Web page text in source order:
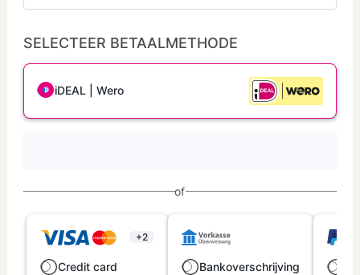
SELECTEER BETAALMETHODE
iDEAL | Wero
of
+2
Credit card Bankoverschrijving